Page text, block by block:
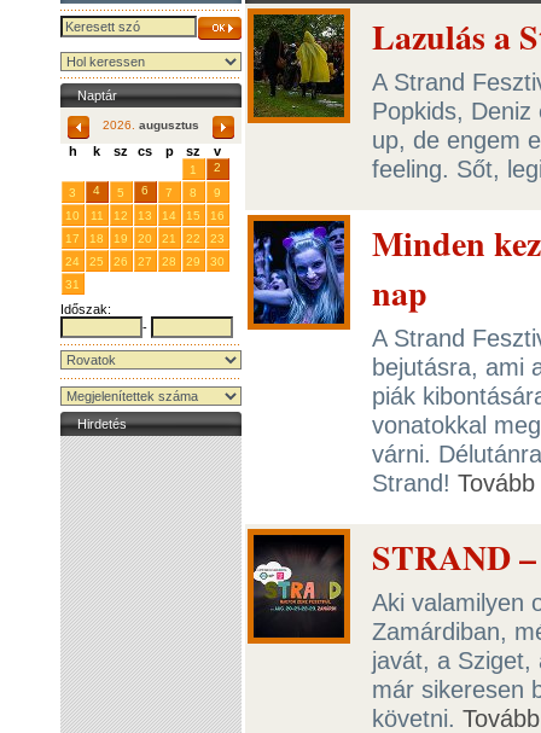
Naptár
2026. augusztus
h k sz cs p sz v
1
2
3
4 5 6 7 8
9
10
11 12 13 14 15
16
17
18 19 20 21 22
23
24
25 26 27 28 29
30
31
Időszak:
-
Hirdetés
Lazulás a
A Strand
Popkids,
up, de engem
feeling. Sőt,
Minden
nap
A Strand
bejutásra, ami
piák
vonatokkal
várni.
Strand! Tovább
STRAND
Aki valamilyen
Zamárdiban,
javát, a Sziget,
már sikeresen
követni. Tovább